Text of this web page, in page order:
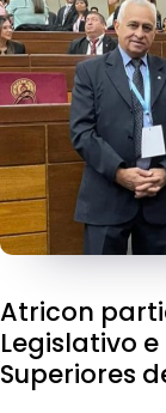
Atricon
Legislativo
Superiores